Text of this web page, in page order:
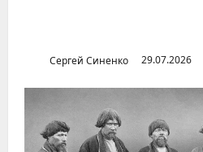
Сергей Синенко 29.07.2026